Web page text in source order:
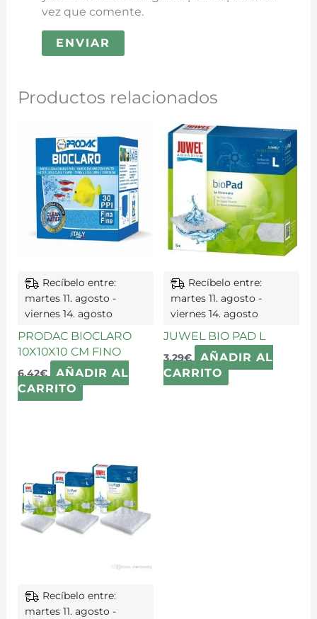
vez que comente.
Productos relacionados
Recíbelo entre:
martes 11. agosto -
viernes 14. agosto
PRODAC BIOCLARO
10X10X10 CM FINO
6,42€
AÑADIR AL
CARRITO
Recíbelo entre:
martes 11. agosto -
viernes 14. agosto
JUWEL BIO PAD L
3,29€
AÑADIR AL
CARRITO
Recíbelo entre:
martes 11. agosto -